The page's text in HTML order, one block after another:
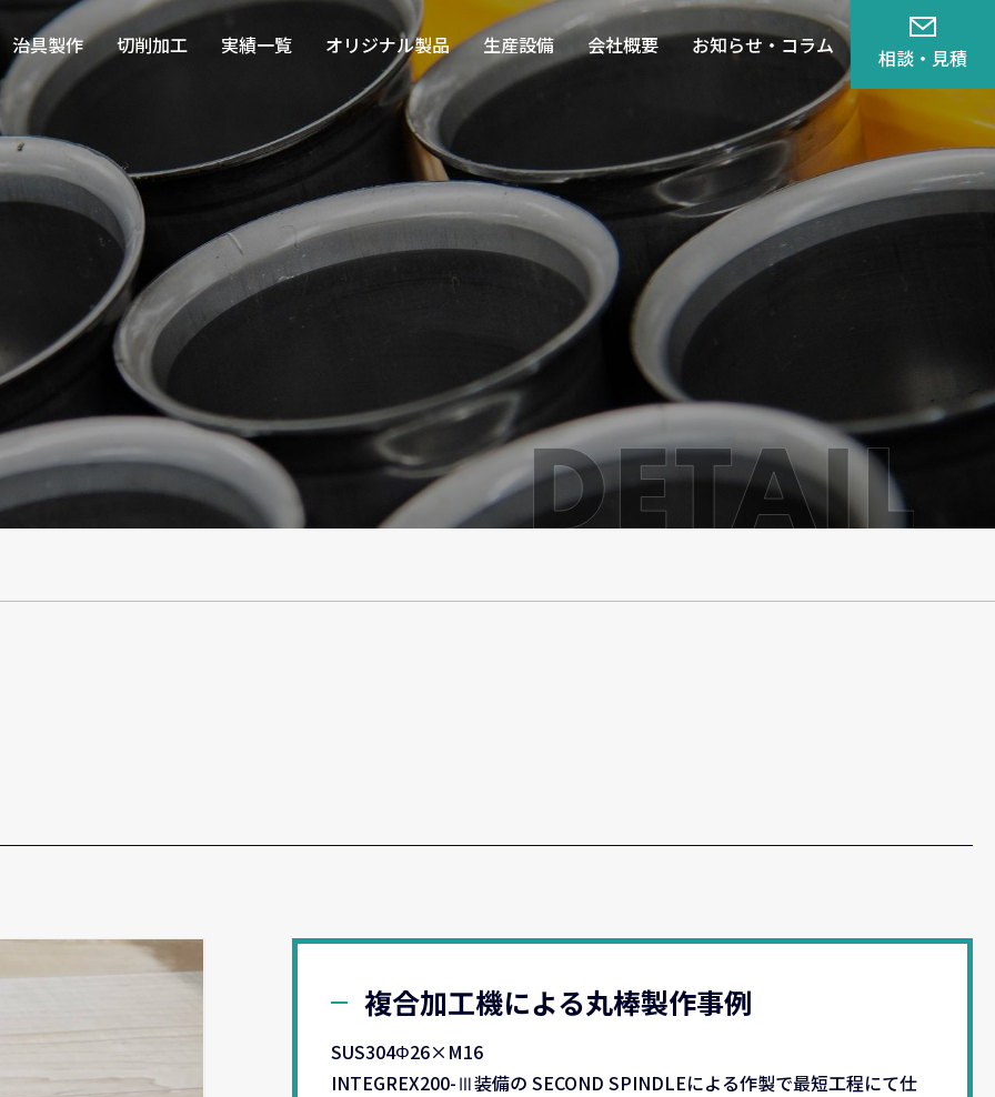
治具製作 切削加工 実績一覧 オリジナル製品 生産設備 会社概要 お知らせ・コラム 相談・見積
複合加工機による丸棒製作事例
SUS304Φ26×M16
INTEGREX200-Ⅲ装備の SECOND SPINDLEによる作製で最短工程にて仕